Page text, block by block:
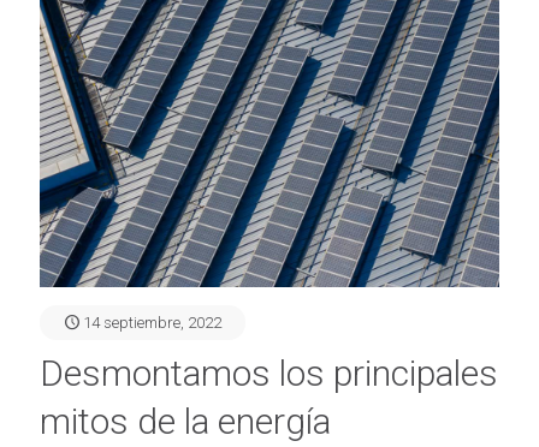
14 septiembre, 2022
Desmontamos los principales
mitos de la energía